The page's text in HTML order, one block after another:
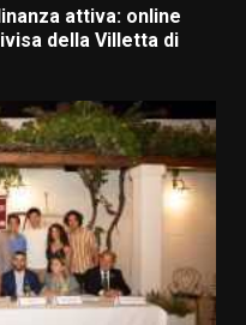
attiva: online
della Villetta di